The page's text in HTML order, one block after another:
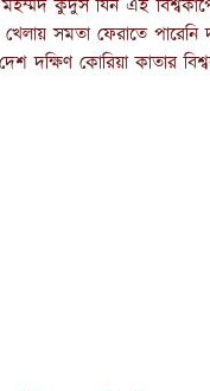
মহম্মদ কুদুস যিন এই
সমতা ফেরাতে
দক্ষিণ কোরিয়া কাতার